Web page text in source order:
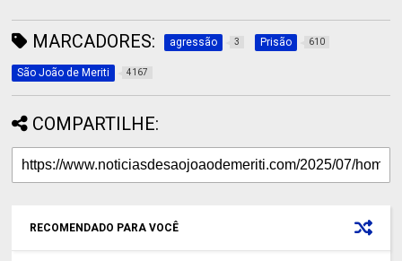
MARCADORES: agressão 3 Prisão 610
São João de Meriti 4167
COMPARTILHE:
RECOMENDADO PARA VOCÊ